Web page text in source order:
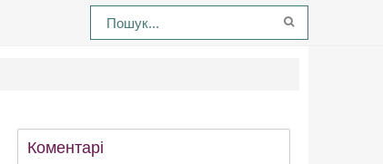
Коментарі